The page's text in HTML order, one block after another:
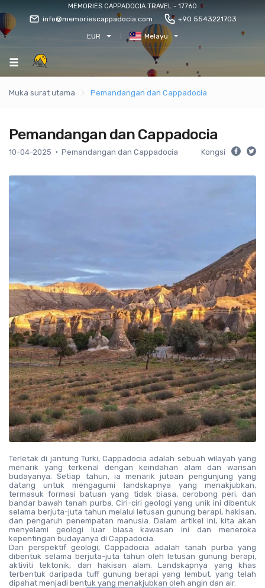
MEMORIES CAPPADOCIA TRAVEL - 17760
info@memoriescappadocia.com +90 5543221703
EUR Melayu
Muka surat utama Pemandangan dan Cappadocia
Pemandangan dan Cappadocia
10-04-2025 Pemandangan dan Cappadocia Kongsi
Terletak di jantung Turki, Cappadocia adalah sebuah wilayah yang
menarik yang terkenal dengan keindahan alam dan warisan
budayanya. Setiap tahun, ia menarik jutaan pengunjung yang
datang untuk mengagumi landskapnya yang menakjubkan,
termasuk formasi batuan yang tidak biasa, cerobong peri, dan
bandar bawah tanah purba. Ciri-ciri geologi yang unik ini dibentuk
selama berjuta-juta tahun melalui letusan gunung berapi, hakisan,
dan pengaruh penempatan manusia. Dalam artikel ini, kita akan
menyelami geologi luar biasa kawasan ini dan meneroka
kepentingan budayanya di Cappadocia.
Dari perspektif geologi, Cappadocia adalah tanah purba yang
dibentuk selama berjuta-juta tahun oleh letusan gunung berapi,
aktiviti tektonik, dan hakisan alam. Landskapnya yang khas
terbentuk daripada tuff gunung berapi yang lembut, yang telah
dipahat menjadi bentuk yang menakjubkan oleh angin dan air.